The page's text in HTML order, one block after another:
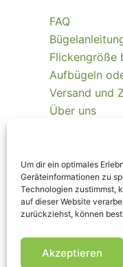
Um dir ein optimales
Geräteinformationen zu
Technologien zustimmst,
auf dieser Website
zurückziehst, können
Akzeptieren
FAQ
Flickengröße
Aufbügeln
Versand und
Über uns
Echtheit
Kaufvertrag